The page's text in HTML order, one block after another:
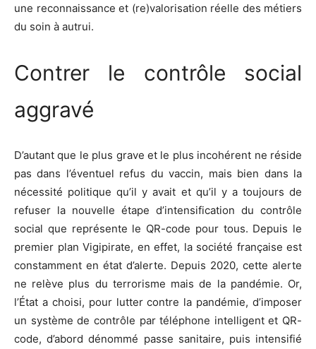
une reconnaissance et (re)valorisation réelle des métiers
du soin à autrui.
Contrer le contrôle social
aggravé
D’autant que le plus grave et le plus incohérent ne réside
pas dans l’éventuel refus du vaccin, mais bien dans la
nécessité politique qu’il y avait et qu’il y a toujours de
refuser la nouvelle étape d’intensification du contrôle
social que représente le QR-code pour tous. Depuis le
premier plan Vigipirate, en effet, la société française est
constamment en état d’alerte. Depuis 2020, cette alerte
ne relève plus du terrorisme mais de la pandémie. Or,
l’État a choisi, pour lutter contre la pandémie, d’imposer
un système de contrôle par téléphone intelligent et QR-
code, d’abord dénommé passe sanitaire, puis intensifié